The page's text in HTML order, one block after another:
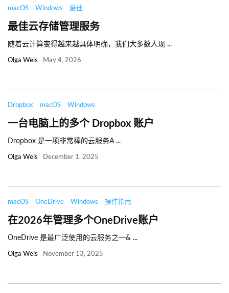
macOS Windows 最佳
最佳云存储管理服务
随着云计算变得越来越具体明确，我们大多数人现 ...
Olga Weis May 4, 2026
Dropbox macOS Windows
一台电脑上的多个 Dropbox 账户
Dropbox 是一项非常棒的云服务A ...
Olga Weis December 1, 2025
macOS OneDrive Windows 操作指南
在2026年管理多个OneDrive账户
OneDrive 是最广泛使用的云服务之一& ...
Olga Weis November 13, 2025